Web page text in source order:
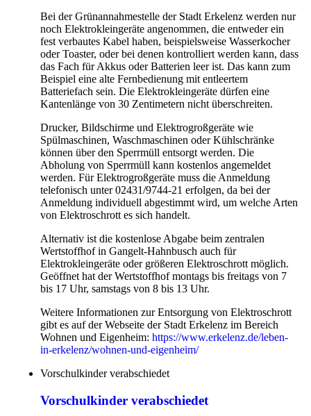
Bei der Grünannahmestelle der Stadt Erkelenz werden nur
noch Elektrokleingeräte angenommen, die entweder ein
fest verbautes Kabel haben, beispielsweise Wasserkocher
oder Toaster, oder bei denen kontrolliert werden kann, dass
das Fach für Akkus oder Batterien leer ist. Das kann zum
Beispiel eine alte Fernbedienung mit entleertem
Batteriefach sein. Die Elektrokleingeräte dürfen eine
Kantenlänge von 30 Zentimetern nicht überschreiten.
Drucker, Bildschirme und Elektrogroßgeräte wie
Spülmaschinen, Waschmaschinen oder Kühlschränke
können über den Sperrmüll entsorgt werden. Die
Abholung von Sperrmüll kann kostenlos angemeldet
werden. Für Elektrogroßgeräte muss die Anmeldung
telefonisch unter 02431/9744-21 erfolgen, da bei der
Anmeldung individuell abgestimmt wird, um welche Arten
von Elektroschrott es sich handelt.
Alternativ ist die kostenlose Abgabe beim zentralen
Wertstoffhof in Gangelt-Hahnbusch auch für
Elektrokleingeräte oder größeren Elektroschrott möglich.
Geöffnet hat der Wertstoffhof montags bis freitags von 7
bis 17 Uhr, samstags von 8 bis 13 Uhr.
Weitere Informationen zur Entsorgung von Elektroschrott
gibt es auf der Webseite der Stadt Erkelenz im Bereich
Wohnen und Eigenheim: https://www.erkelenz.de/leben-
in-erkelenz/wohnen-und-eigenheim/
Vorschulkinder verabschiedet
Vorschulkinder verabschiedet